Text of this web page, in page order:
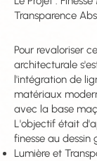
Transparence
Pour revaloriser
architecturale
l'intégration de
matériaux
avec la base
L'objectif était
finesse au dessin
Lumière et